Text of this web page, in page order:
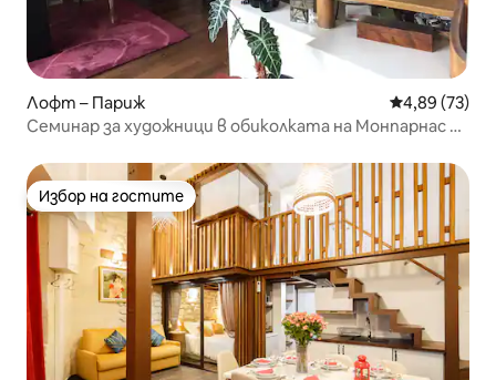
Лофт – Париж Средна
4,89 (73)
Семинар за художници в обиколката на Монпарнас в
Избор на гостите
Избор на гостите